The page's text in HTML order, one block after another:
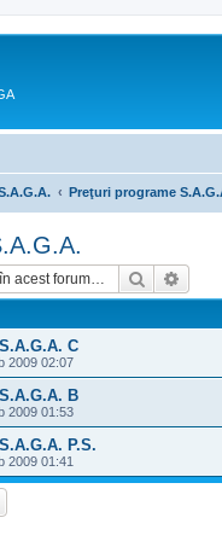
Preţuri programe
Căutare
C
2009 02:07
B
2009 01:53
P.S.
2009 01:41